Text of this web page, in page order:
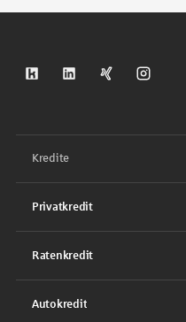
S-Kreditpartner auf Kununu
S-Kreditpartner auf
S-Kreditpartner
S-
Kredite
Privatkredit
Ratenkredit
Autokredit